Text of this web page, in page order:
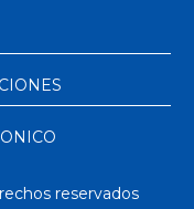
reservados